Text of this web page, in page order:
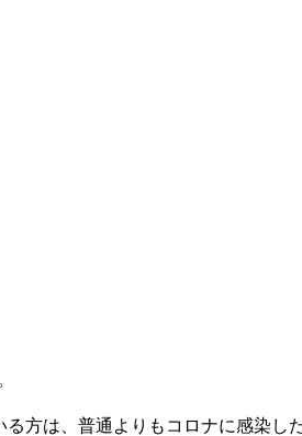
は、普通よりもコロナに感染し